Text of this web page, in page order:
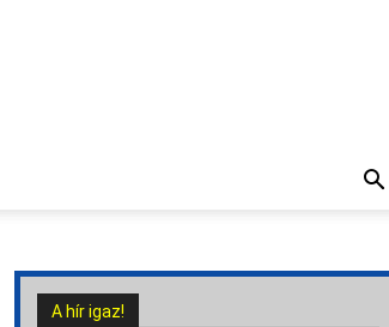
A hír igaz!